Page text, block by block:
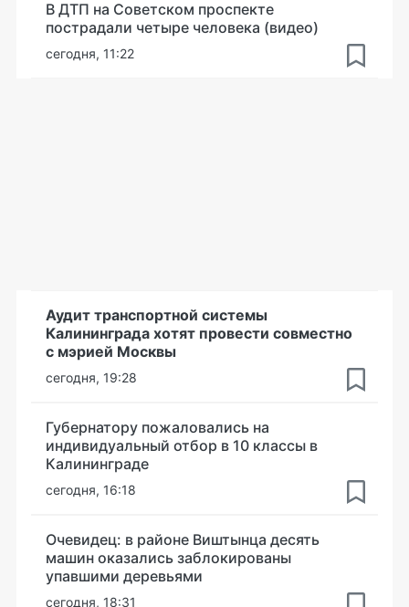
В ДТП на Советском проспекте
пострадали четыре человека (видео)
сегодня, 11:22
Аудит транспортной системы
Калининграда хотят провести совместно
с мэрией Москвы
сегодня, 19:28
Губернатору пожаловались на
индивидуальный отбор в 10 классы в
Калининграде
сегодня, 16:18
Очевидец: в районе Виштынца десять
машин оказались заблокированы
упавшими деревьями
сегодня, 18:31